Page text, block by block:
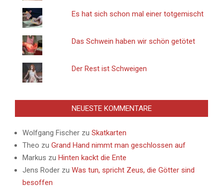
Es hat sich schon mal einer totgemischt
Das Schwein haben wir schön getötet
Der Rest ist Schweigen
NEUESTE KOMMENTARE
Wolfgang Fischer zu Skatkarten
Theo zu Grand Hand nimmt man geschlossen auf
Markus zu Hinten kackt die Ente
Jens Roder zu Was tun, spricht Zeus, die Götter sind
besoffen